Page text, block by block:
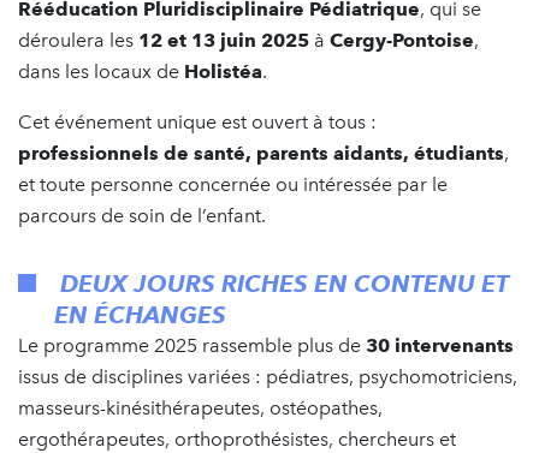
Rééducation Pluridisciplinaire Pédiatrique, qui se
déroulera les 12 et 13 juin 2025 à Cergy-Pontoise,
dans les locaux de Holistéa.
Cet événement unique est ouvert à tous :
professionnels de santé, parents aidants, étudiants,
et toute personne concernée ou intéressée par le
parcours de soin de l’enfant.
DEUX JOURS RICHES EN CONTENU ET
EN ÉCHANGES
Le programme 2025 rassemble plus de 30 intervenants
issus de disciplines variées : pédiatres, psychomotriciens,
masseurs-kinésithérapeutes, ostéopathes,
ergothérapeutes, orthoprothésistes, chercheurs et